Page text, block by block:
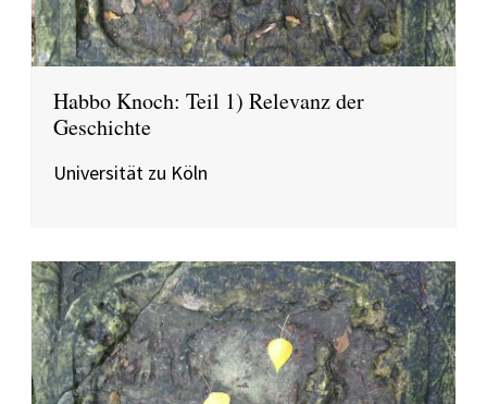
Habbo Knoch: Teil 1) Relevanz der
Geschichte
Universität zu Köln